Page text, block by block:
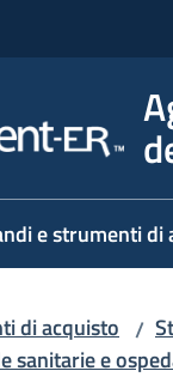
e strumenti di
di acquisto /
sanitarie e